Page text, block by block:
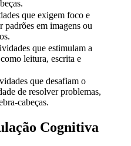
que exigem foco e
em imagens ou
que estimulam a
leitura, escrita e
que desafiam o
de resolver problemas,
cabeças.
Cognitiva